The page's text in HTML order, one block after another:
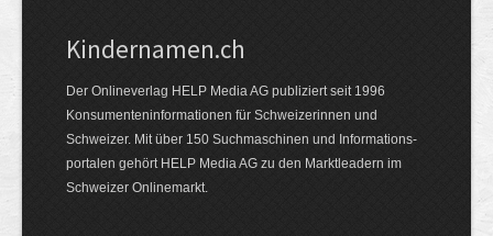
Kindernamen.ch
Der Onlineverlag HELP Media AG publiziert seit 1996
Konsumenten­informationen für Schweizerinnen und
Schweizer. Mit über 150 Suchmaschinen und Informations­
portalen gehört HELP Media AG zu den Marktleadern im
Schweizer Onlinemarkt.